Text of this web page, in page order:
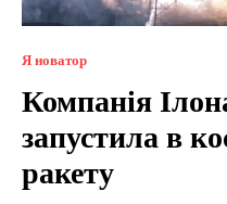
Я новатор
Компанія
запустила в
ракету